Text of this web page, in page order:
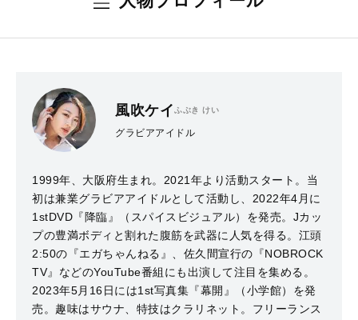
風吹ケイふぶき けい
グラビアアイドル
1999年、大阪府生まれ。2021年より活動スタート。当
初は兼業グラビアアイドルとして活動し、2022年4月に
1stDVD『降臨』（スパイスビジュアル）を発売。Jカッ
プの豊満ボディと割れた腹筋を武器に人気を得る。江頭
2:50の『エガちゃんねる』、佐久間宣⾏の『NOBROCK
TV』などのYouTube番組にも出演して注目を集める。
2023年5月16日には1st写真集『幕開』（小学館）を発
売。趣味はサウナ、特技はクラリネット。フリーランス